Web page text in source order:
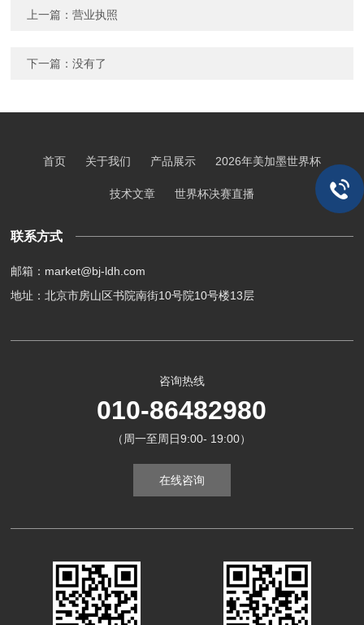
上一篇：营业执照
下一篇：没有了
首页 关于我们 产品展示 2026年美加墨世界杯
技术文章 世界杯决赛直播
联系方式
邮箱：market@bj-ldh.com
地址：北京市房山区书院南街10号院10号楼13层
咨询热线
010-86482980
（周一至周日9:00- 19:00）
在线咨询